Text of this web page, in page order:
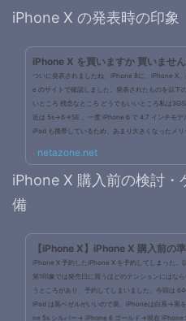
iPhone X の発表時の印象
iPhone X を買いますか 買いませ
ついに発表されましたね、iPhone 8に、iPhone X
e のサイトで確認しました。発表されたものを以下
いところ 残念なところ どうでもいいところ私は
近は 5s→6→SE 。一度 iPhone 6 で 4.7 インチモデ
iPad も携帯しているため、あまり大きくなったメ
から却下。現在は iPhone SE で満足しています。最
netazone.net
iPhone X 購入前の検討・
備
【iPhone X】iPhone X 購入前の
iPhone X 予約したiPhone X を予約してしまった。
第1印象では発売日に買うほどのテンションにはな
うところがあり、予約してしまいました。今回は
iPad は黒ベゼルがいいので黒、iPhoneは白系→黒
ne 5s シルバー→ iPhone 6 ゴールド→現在 iPhone